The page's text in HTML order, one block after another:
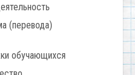
(перевода)
обучающихся